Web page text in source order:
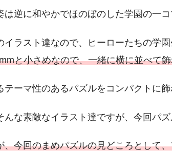
は逆に和やかでほのぼのした学園の一
イラスト達なので、ヒーローたちの学
と小さめなので、一緒に横に並べて
テーマ性のあるパズルをコンパクトに
んな素敵なイラスト達ですが、今回パ
、今回のまめパズルの見どころとして